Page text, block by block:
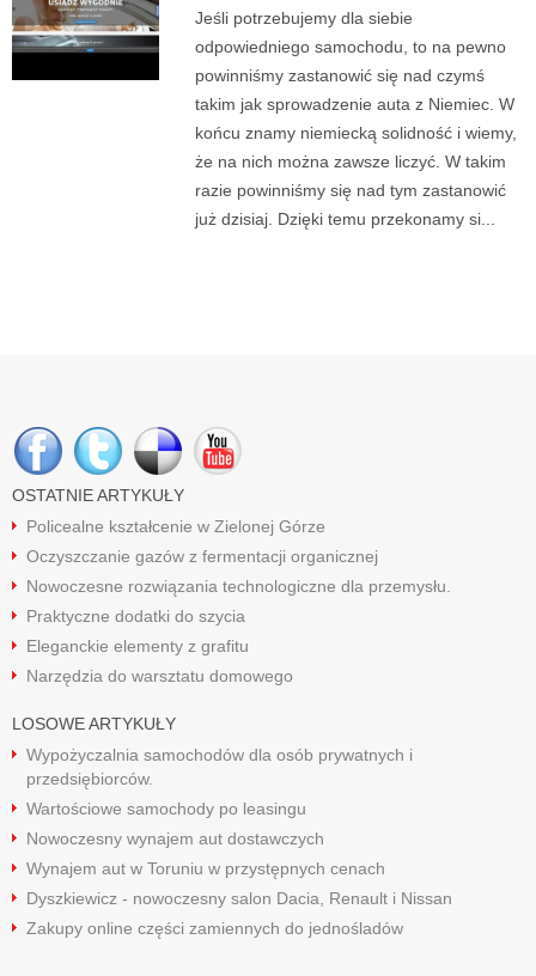
Jeśli potrzebujemy dla siebie
odpowiedniego samochodu, to na pewno
powinniśmy zastanowić się nad czymś
takim jak sprowadzenie auta z Niemiec. W
końcu znamy niemiecką solidność i wiemy,
że na nich można zawsze liczyć. W takim
razie powinniśmy się nad tym zastanowić
już dzisiaj. Dzięki temu przekonamy si...
OSTATNIE ARTYKUŁY
Policealne kształcenie w Zielonej Górze
Oczyszczanie gazów z fermentacji organicznej
Nowoczesne rozwiązania technologiczne dla przemysłu.
Praktyczne dodatki do szycia
Eleganckie elementy z grafitu
Narzędzia do warsztatu domowego
LOSOWE ARTYKUŁY
Wypożyczalnia samochodów dla osób prywatnych i
przedsiębiorców.
Wartościowe samochody po leasingu
Nowoczesny wynajem aut dostawczych
Wynajem aut w Toruniu w przystępnych cenach
Dyszkiewicz - nowoczesny salon Dacia, Renault i Nissan
Zakupy online części zamiennych do jednośladów